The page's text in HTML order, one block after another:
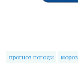
прогноз погоди мороз